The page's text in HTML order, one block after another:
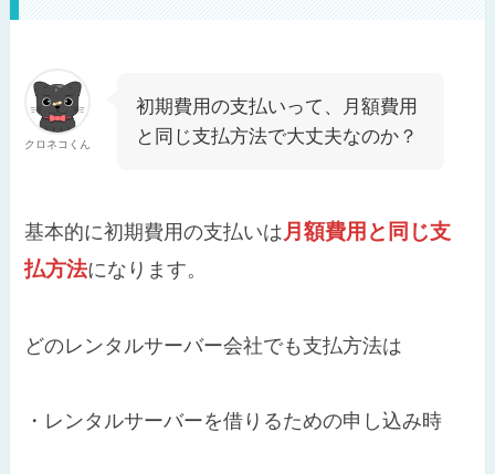
クロネコくん
初期費用の支払いって、月額費用
と同じ支払方法で大丈夫なのか？
基本的に初期費用の支払いは月額費用と同じ支
払方法になります。
どのレンタルサーバー会社でも支払方法は
・レンタルサーバーを借りるための申し込み時